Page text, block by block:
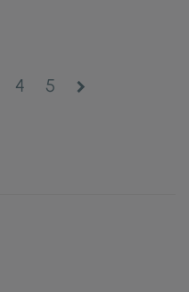
4 5 chevron_right